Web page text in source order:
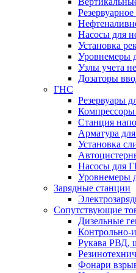
Насосы для
Установка
Уровнемеры
Узлы учета
Дозаторы
ГНС
Резервуары
Станция
Арматура
Установка
Насосы для
Уровнемеры
Зарядные станции
Сопутствующие
Дизельные
Контрольно-
Рукава РВД,
Фонари